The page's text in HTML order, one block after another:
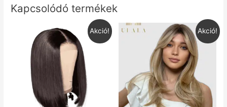
Kapcsolódó termékek
Akció! Akció!